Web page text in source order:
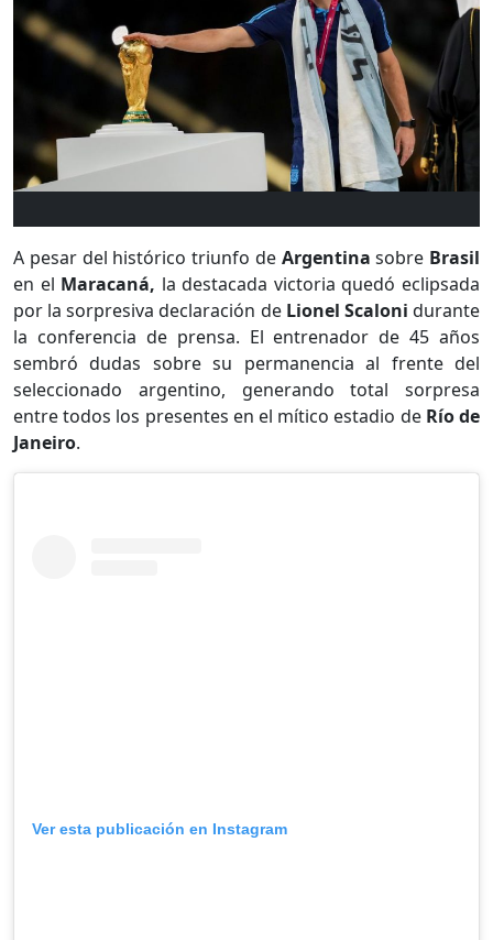
A pesar del histórico triunfo de Argentina sobre Brasil
en el Maracaná, la destacada victoria quedó eclipsada
por la sorpresiva declaración de Lionel Scaloni durante
la conferencia de prensa. El entrenador de 45 años
sembró dudas sobre su permanencia al frente del
seleccionado argentino, generando total sorpresa
entre todos los presentes en el mítico estadio deRío de
Janeiro.
Ver esta publicación en Instagram